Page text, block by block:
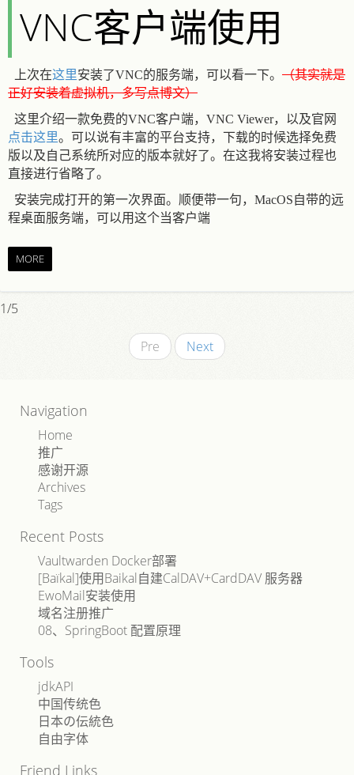
VNC客户端使用
上次在这里安装了VNC的服务端，可以看一下。 （其实就是
正好安装着虚拟机，多写点博文）
这里介绍一款免费的VNC客户端，VNC Viewer，以及官网
点击这里。可以说有丰富的平台支持，下载的时候选择免费
版以及自己系统所对应的版本就好了。在这我将安装过程也
直接进行省略了。
安装完成打开的第一次界面。顺便带一句，MacOS自带的远
程桌面服务端，可以用这个当客户端
MORE
1/5
Pre Next
Navigation
Home
推广
感谢开源
Archives
Tags
Recent Posts
Vaultwarden Docker部署
[Baïkal]使用Baikal自建CalDAV+CardDAV 服务器
EwoMail安装使用
域名注册推广
08、SpringBoot 配置原理
Tools
jdkAPI
中国传统色
日本の伝統色
自由字体
Friend Links